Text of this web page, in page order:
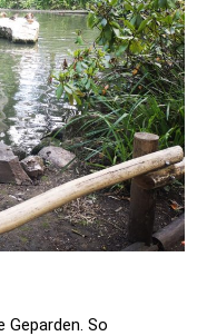
Geparden. So